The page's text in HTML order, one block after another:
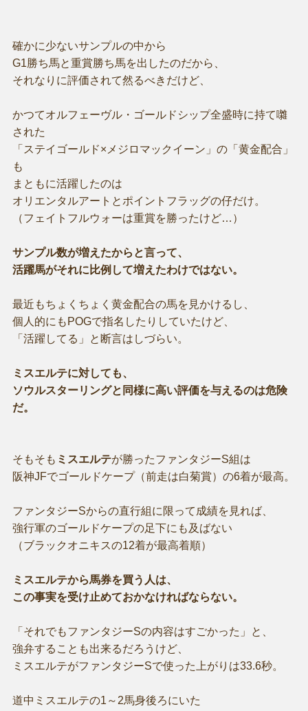
確かに少ないサンプルの中から
G1勝ち馬と重賞勝ち馬を出したのだから、
それなりに評価されて然るべきだけど、
かつてオルフェーヴル・ゴールドシップ全盛時に持て囃
された
「ステイゴールド×メジロマックイーン」の「黄金配合」
も
まともに活躍したのは
オリエンタルアートとポイントフラッグの仔だけ。
（フェイトフルウォーは重賞を勝ったけど…）
サンプル数が増えたからと言って、
活躍馬がそれに比例して増えたわけではない。
最近もちょくちょく黄金配合の馬を見かけるし、
個人的にもPOGで指名したりしていたけど、
「活躍してる」と断言はしづらい。
ミスエルテに対しても、
ソウルスターリングと同様に高い評価を与えるのは危険
だ。
そもそも ミスエルテが勝ったファンタジーS組は
阪神JFでゴールドケープ（前走は白菊賞）の6着が最高。
ファンタジーSからの直行組に限って成績を見れば、
強行軍のゴールドケープの足下にも及ばない
（ブラックオニキスの12着が最高着順）
ミスエルテから馬券を買う人は、
この事実を受け止めておかなければならない。
「それでもファンタジーSの内容はすごかった」と、
強弁することも出来るだろうけど、
ミスエルテがファンタジーSで使った上がりは33.6秒。
道中ミスエルテの1～2馬身後ろにいた